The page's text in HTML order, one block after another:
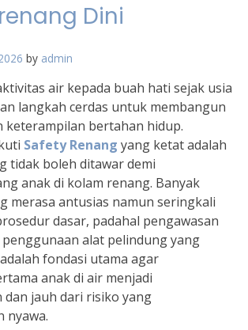
Dini
by admin
air kepada buah hati sejak usia
langkah cerdas untuk membangun
keterampilan bertahan hidup.
Safety Renang yang ketat adalah
tidak boleh ditawar demi
anak di kolam renang. Banyak
merasa antusias namun seringkali
dasar, padahal pengawasan
alat pelindung yang
fondasi utama agar
anak di air menjadi
dan jauh dari risiko yang
nyawa.